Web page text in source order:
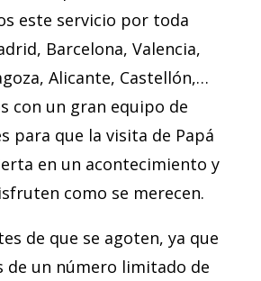
este servicio por toda
Barcelona, Valencia,
Alicante, Castellón,…
con un gran equipo de
para que la visita de Papá
en un acontecimiento y
como se merecen.
de que se agoten, ya que
de un número limitado de